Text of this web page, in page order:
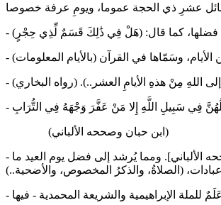
(ابن حبان وصححه الألباني)
- أن فيها يوم النحر (يومُ العيد)، وهو أفضل أيام السّنة عند بعض العلماء، لقول النبي صلى الله عليه وسلم: «أَعْظَمُ الْأَيَّامِ عِنْدَ اللَّهِ يَوْمُ النَّحْر». [رواه أبو داود وصححه الألباني]. ومما يُرشد إلى فضل يوم العيد ما